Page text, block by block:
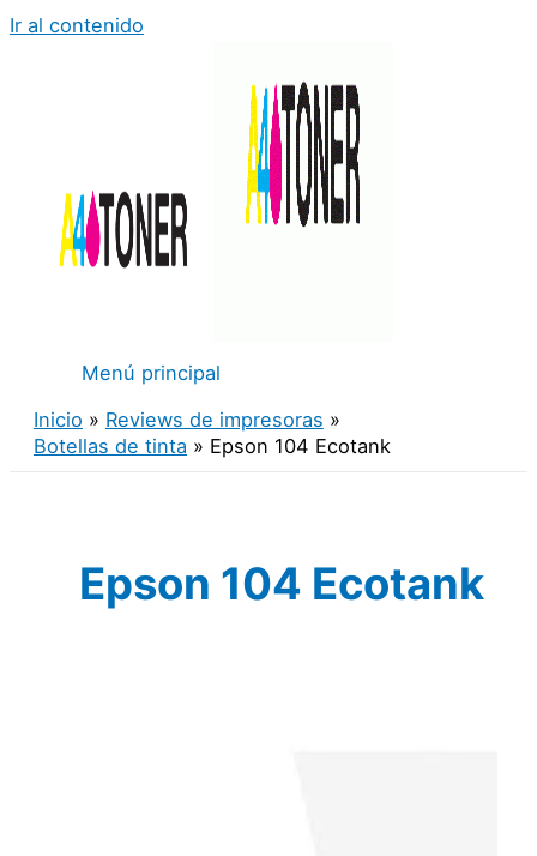
Ir al contenido
Menú principal
Inicio
Reviews de impresoras
Botellas de tinta
Epson 104 Ecotank
Epson 104 Ecotank